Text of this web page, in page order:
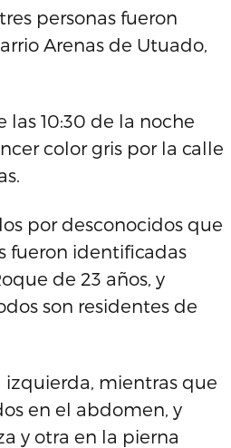
personas fueron
Arenas de Utuado,
las 10:30 de la noche
color gris por la calle
por desconocidos que
fueron identificadas
de 23 años, y
son residentes de
mientras que
en el abdomen, y
y otra en la pierna